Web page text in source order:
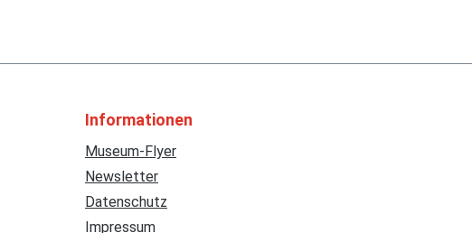
Informationen
Museum-Flyer
Newsletter
Datenschutz
Impressum